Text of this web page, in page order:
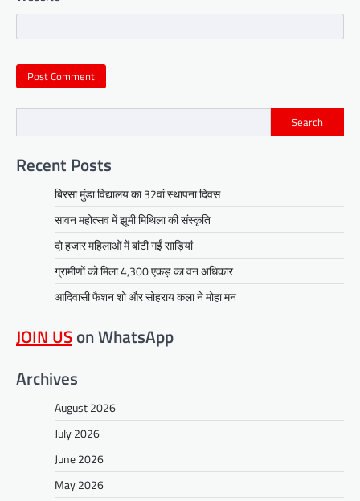
Search
Recent Posts
बिरसा मुंडा विद्यालय का 32वां स्थापना दिवस
सावन महोत्सव में झूमी मिथिला की संस्कृति
दो हजार महिलाओं में बांटी गईं साड़ियां
ग्रामीणों को मिला 4,300 एकड़ का वन अधिकार
आदिवासी फैशन शो और सोहराय कला ने मोहा मन
JOIN USon WhatsApp
Archives
August 2026
July 2026
June 2026
May 2026